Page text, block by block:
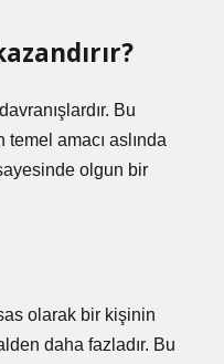
Bu
amacı aslında
olgun bir
olarak bir kişinin
daha fazladır. Bu